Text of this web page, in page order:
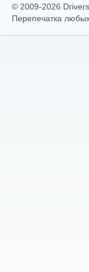
© 2009-2026
Перепечатка